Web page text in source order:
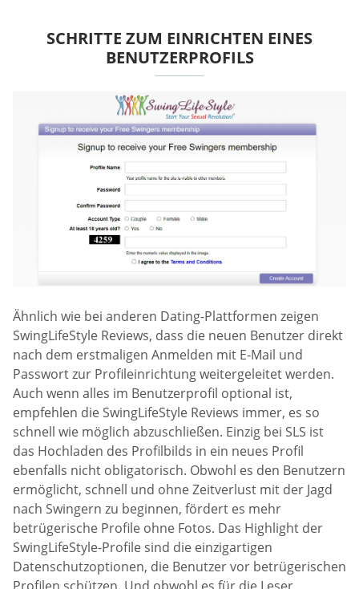
SCHRITTE ZUM EINRICHTEN EINES
BENUTZERPROFILS
Ähnlich wie bei anderen Dating-Plattformen zeigen
SwingLifeStyle Reviews, dass die neuen Benutzer direkt
nach dem erstmaligen Anmelden mit E-Mail und
Passwort zur Profileinrichtung weitergeleitet werden.
Auch wenn alles im Benutzerprofil optional ist,
empfehlen die SwingLifeStyle Reviews immer, es so
schnell wie möglich abzuschließen. Einzig bei SLS ist
das Hochladen des Profilbilds in ein neues Profil
ebenfalls nicht obligatorisch. Obwohl es den Benutzern
ermöglicht, schnell und ohne Zeitverlust mit der Jagd
nach Swingern zu beginnen, fördert es mehr
betrügerische Profile ohne Fotos. Das Highlight der
SwingLifeStyle-Profile sind die einzigartigen
Datenschutzoptionen, die Benutzer vor betrügerischen